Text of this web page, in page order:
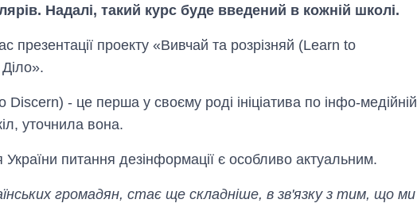
Надалі, такий курс буде введений в кожній школі.
презентації проекту «Вивчай та розрізняй (Learn to
Discern) - це перша у своєму роді ініціатива по інфо-медійній
уточнила вона.
питання дезінформації є особливо актуальним.
громадян, стає ще складніше, в зв'язку з тим, що ми